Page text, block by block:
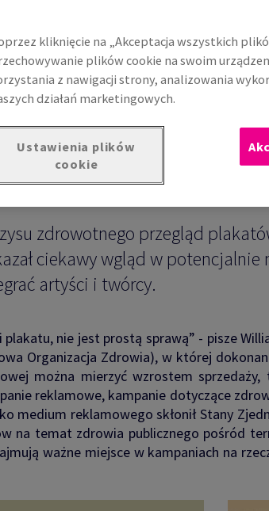
kryzysu:
zdrowotnego przegląd
ciekawy wgląd w potencjalnie
artyści i twórcy.
nie jest prostą sprawą” - pisze
Organizacja Zdrowia), w której
można mierzyć wzrostem
reklamowe, kampanie dotyczące
medium reklamowego skłonił Stany
na temat zdrowia publicznego pośród
ważne miejsce w kampaniach na
kliknięcie na „Akceptacja wszystkich
plików cookie na swoim
z nawigacji strony, analizowania
działań marketingowych.
Ustawienia plików
cookie